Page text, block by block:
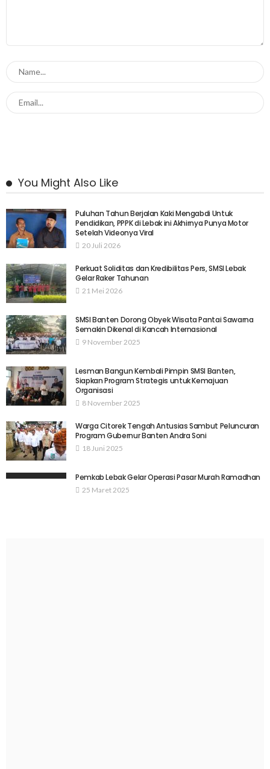
You Might Also Like
Puluhan Tahun Berjalan Kaki Mengabdi Untuk
Pendidikan, PPPK di Lebak ini Akhirnya Punya Motor
Setelah Videonya Viral
20 Juli 2026
Perkuat Soliditas dan Kredibilitas Pers, SMSI Lebak
Gelar Raker Tahunan
21 Mei 2026
SMSI Banten Dorong Obyek Wisata Pantai Sawarna
Semakin Dikenal di Kancah Internasional
9 November 2025
Lesman Bangun Kembali Pimpin SMSI Banten,
Siapkan Program Strategis untuk Kemajuan
Organisasi
8 November 2025
Warga Citorek Tengah Antusias Sambut Peluncuran
Program Gubernur Banten Andra Soni
18 Juni 2025
Pemkab Lebak Gelar Operasi Pasar Murah Ramadhan
25 Maret 2025